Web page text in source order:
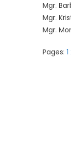
Mgr.
Mgr.
Mgr.
Pages: 1